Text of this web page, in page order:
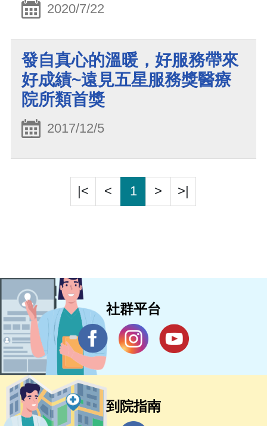
2020/7/22
發自真心的溫暖，好服務帶來
好成績~遠見五星服務獎醫療
院所類首獎
2017/12/5
|< < 1 > >|
社群平台
到院指南